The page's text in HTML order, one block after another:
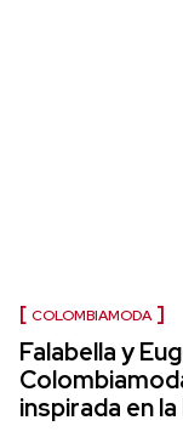
COLOMBIAMODA
Falabella y
inspirada en